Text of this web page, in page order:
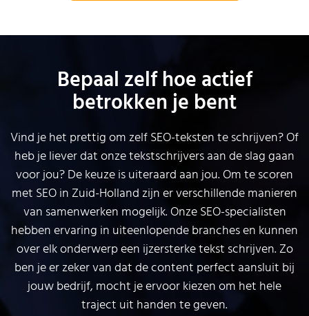
Bepaal zelf hoe actief
betrokken je bent
Vind je het prettig om zelf SEO-teksten te schrijven? Of
heb je liever dat onze tekstschrijvers aan de slag gaan
voor jou? De keuze is uiteraard aan jou. Om te scoren
met SEO in Zuid-Holland zijn er verschillende manieren
van samenwerken mogelijk. Onze SEO-specialisten
hebben ervaring in uiteenlopende branches en kunnen
over elk onderwerp een ijzersterke tekst schrijven. Zo
ben je er zeker van dat de content perfect aansluit bij
jouw bedrijf, mocht je ervoor kiezen om het hele
traject uit handen te geven.